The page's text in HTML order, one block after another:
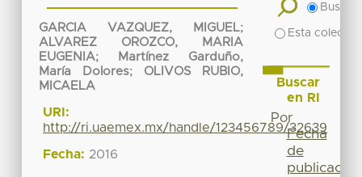
GARCIA VAZQUEZ, MIGUEL;
ALVAREZ OROZCO, MARIA
EUGENIA;
Martínez Garduño,
María Dolores; OLIVOS RUBIO,
MICAELA
URI:
http://ri.uaemex.mx/handle/123456789/32639
Fecha: 2016
Buscar
Esta
Buscar
en RI
Por
Fecha
de
publicación